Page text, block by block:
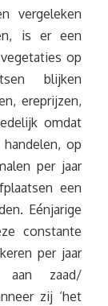
vergeleken
is er een
op
blijken
ereprijzen,
omdat
op
per jaar
een
Eénjarige
constante
per jaar
zaad/
zij ‘het